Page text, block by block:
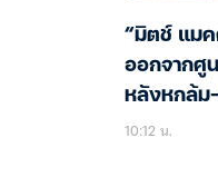
“มิตช์ แม
ออกจากศู
หลังหกล้ม
10:12 น.